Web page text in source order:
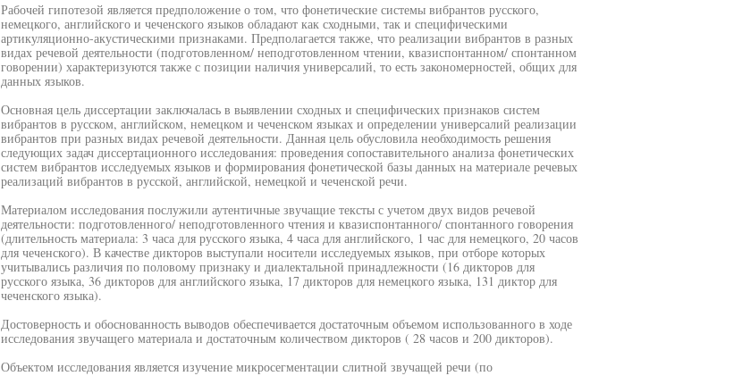
Рабочей гипотезой является предположение о том, что фонетические системы вибрантов русского,
немецкого, английского и чеченского языков обладают как сходными, так и специфическими
артикуляционно-акустическими признаками. Предполагается также, что реализации вибрантов в разных
видах речевой деятельности (подготовленном/ неподготовленном чтении, квазиспонтанном/ спонтанном
говорении) характеризуются также с позиции наличия универсалий, то есть закономерностей, общих для
данных языков.
Основная цель диссертации заключалась в выявлении сходных и специфических признаков систем
вибрантов в русском, английском, немецком и чеченском языках и определении универсалий реализации
вибрантов при разных видах речевой деятельности. Данная цель обусловила необходимость решения
следующих задач диссертационного исследования: проведения сопоставительного анализа фонетических
систем вибрантов исследуемых языков и формирования фонетической базы данных на материале речевых
реализаций вибрантов в русской, английской, немецкой и чеченской речи.
Материалом исследования послужили аутентичные звучащие тексты с учетом двух видов речевой
деятельности: подготовленного/ неподготовленного чтения и квазиспонтанного/ спонтанного говорения
(длительность материала: 3 часа для русского языка, 4 часа для английского, 1 час для немецкого, 20 часов
для чеченского). В качестве дикторов выступали носители исследуемых языков, при отборе которых
учитывались различия по половому признаку и диалектальной принадлежности (16 дикторов для
русского языка, 36 дикторов для английского языка, 17 дикторов для немецкого языка, 131 диктор для
чеченского языка).
Достоверность и обоснованность выводов обеспечивается достаточным объемом использованного в ходе
исследования звучащего материала и достаточным количеством дикторов ( 28 часов и 200 дикторов).
Объектом исследования является изучение микросегментации слитной звучащей речи (по